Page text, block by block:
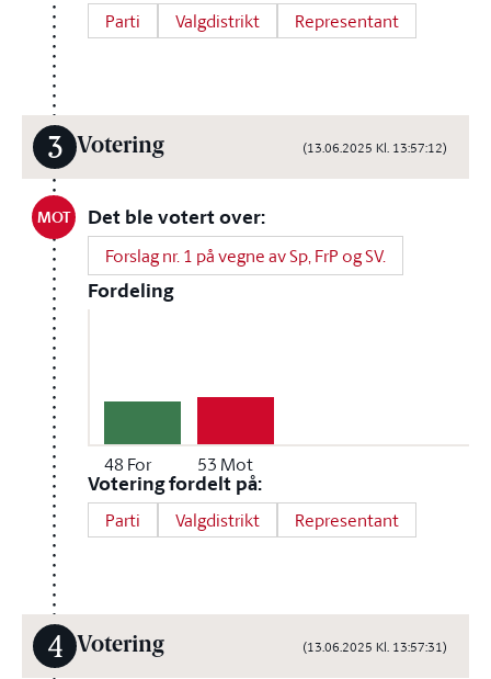
Parti Valgdistrikt Representant
3 Votering (13.06.2025 Kl. 13:57:12)
MOT Det ble votert over:
Forslag nr. 1 på vegne av Sp, FrP og SV.
Fordeling
48 For 53 Mot
Votering fordelt på:
Parti Valgdistrikt Representant
4 Votering (13.06.2025 Kl. 13:57:31)